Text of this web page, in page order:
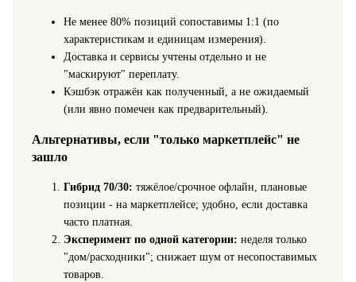
Не менее 80% позиций сопоставимы 1:1 (по
характеристикам и единицам измерения).
Доставка и сервисы учтены отдельно и не
"маскируют" переплату.
Кэшбэк отражён как полученный, а не ожидаемый
(или явно помечен как предварительный).
Альтернативы, если "только маркетплейс" не
зашло
Гибрид 70/30: тяжёлое/срочное офлайн, плановые
позиции - на маркетплейсе; удобно, если доставка
часто платная.
Эксперимент по одной категории: неделя только
"дом/расходники"; снижает шум от несопоставимых
товаров.